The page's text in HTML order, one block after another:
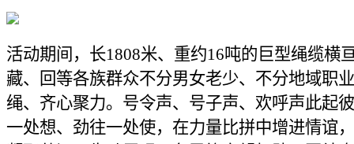
活动期间，长1808米、重约16吨的巨型绳缆横
藏、回等各族群众不分男女老少、不分地域职
绳、齐心聚力。号令声、号子声、欢呼声此起
一处想、劲往一处使，在力量比拼中增进情谊